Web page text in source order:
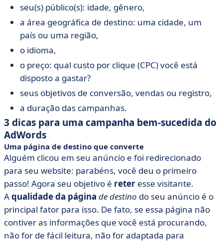
seu(s) público(s): idade, gênero,
a área geográfica de destino: uma cidade, um
país ou uma região,
o idioma,
o preço: qual custo por clique (CPC) você está
disposto a gastar?
seus objetivos de conversão, vendas ou registro,
a duração das campanhas.
3 dicas para uma campanha bem-sucedida do
AdWords
Uma página de destino que converte
Alguém clicou em seu anúncio e foi redirecionado
para seu website: parabéns, você deu o primeiro
passo! Agora seu objetivo é reter esse visitante.
Aqualidade da página de destino do seu anúncio é o
principal fator para isso. De fato, se essa página não
contiver as informações que você está procurando,
não for de fácil leitura, não for adaptada para